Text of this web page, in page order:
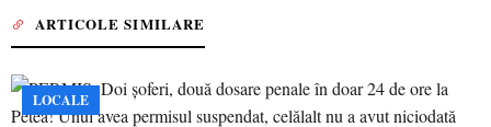
ARTICOLE SIMILARE
LOCALE